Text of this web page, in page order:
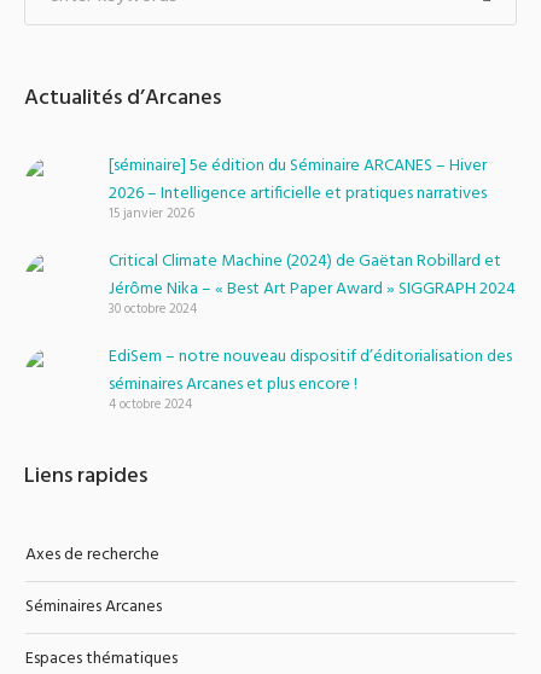
Actualités d’Arcanes
[séminaire] 5e édition du Séminaire ARCANES – Hiver
2026 – Intelligence artificielle et pratiques narratives
15 janvier 2026
Critical Climate Machine (2024) de Gaëtan Robillard et
Jérôme Nika – « Best Art Paper Award » SIGGRAPH 2024
30 octobre 2024
EdiSem – notre nouveau dispositif d’éditorialisation des
séminaires Arcanes et plus encore !
4 octobre 2024
Liens rapides
Axes de recherche
Séminaires Arcanes
Espaces thématiques